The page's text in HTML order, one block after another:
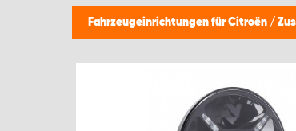
Fahrzeugeinrichtungen für Citroën /